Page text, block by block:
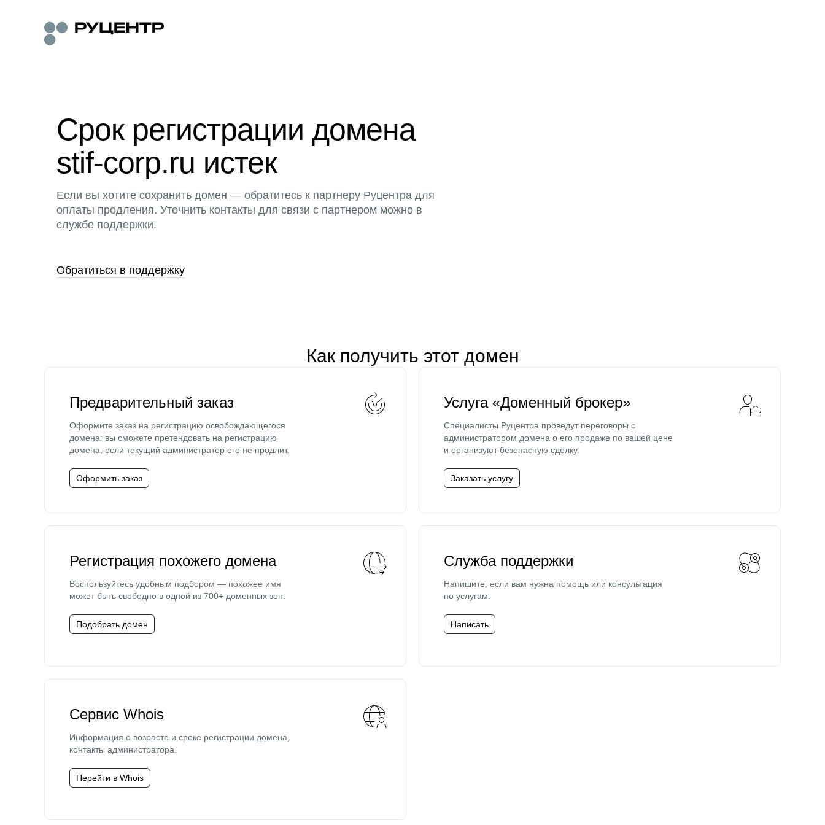
Срок регистрации домена
stif-corp.ru истек
Если вы хотите сохранить домен — обратитесь к партнеру Руцентра для
оплаты продления. Уточнить контакты для связи с партнером можно в
службе поддержки.
Обратиться в поддержку
Как получить этот домен
Предварительный заказ
Оформите заказ на регистрацию освобождающегося
домена: вы сможете претендовать на регистрацию
домена, если текущий администратор его не продлит.
Оформить заказ
Услуга «Доменный брокер»
Специалисты Руцентра проведут переговоры с
администратором домена о его продаже по вашей цене
и организуют безопасную сделку.
Заказать услугу
Регистрация похожего домена
Воспользуйтесь удобным подбором — похожее имя
может быть свободно в одной из 700+ доменных зон.
Подобрать домен
Служба поддержки
Напишите, если вам нужна помощь или консультация
по услугам.
Написать
Сервис Whois
Информация о возрасте и сроке регистрации домена,
контакты администратора.
Перейти в Whois